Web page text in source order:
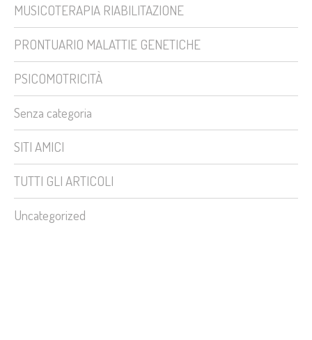
MUSICOTERAPIA RIABILITAZIONE
PRONTUARIO MALATTIE GENETICHE
PSICOMOTRICITÀ
Senza categoria
SITI AMICI
TUTTI GLI ARTICOLI
Uncategorized